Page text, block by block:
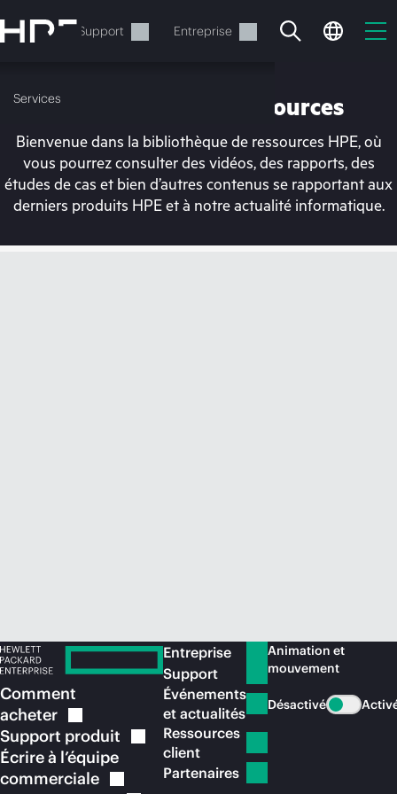
au
contenu
Services Support Entreprise
Services
Votre panier est
Bibliothèque de ressources
Bienvenue dans la bibliothèque de ressources HPE, où
vous pourrez consulter des vidéos, des rapports, des
études de cas et bien d’autres contenus se rapportant aux
derniers produits HPE et à notre actualité informatique.
Comment
acheter
Support produit
Écrire à l’équipe
commerciale
Entreprise
Support
Événements
et actualités
Ressources
client
Partenaires
Animation et
mouvement
Désactivé